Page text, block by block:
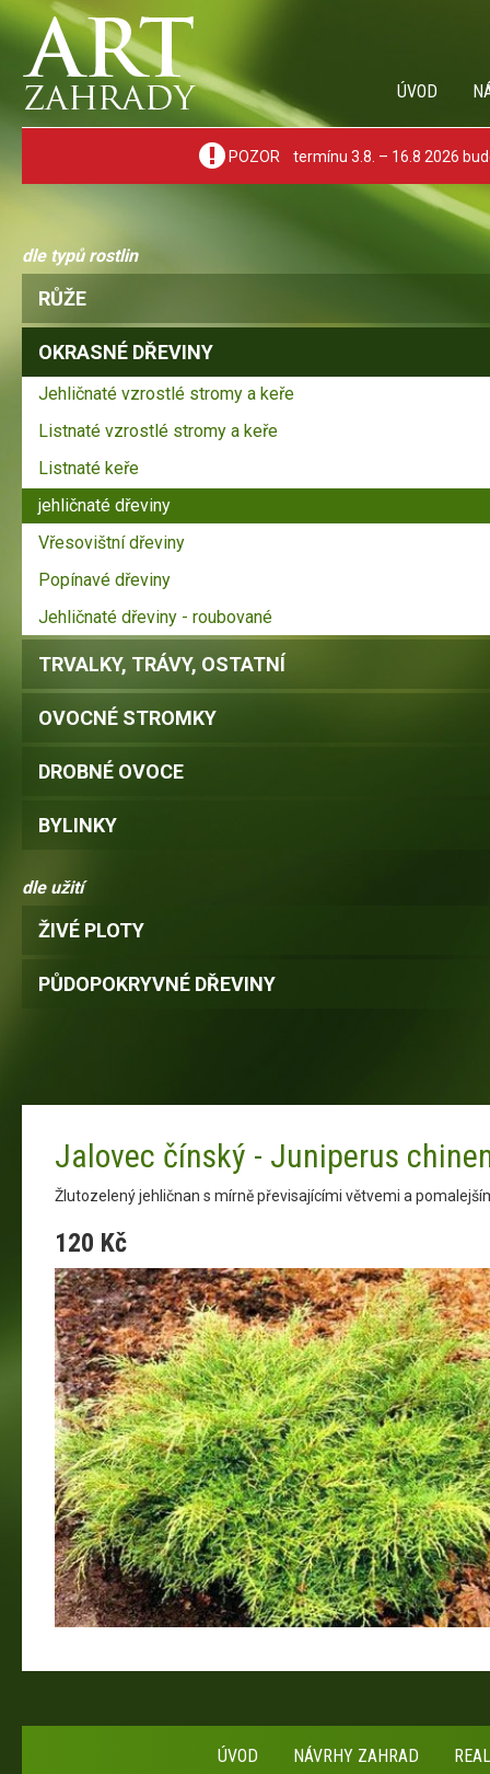
ÚVOD
POZOR termínu 3.8. – 16.8 2026
dle typů rostlin
RŮŽE
OKRASNÉ DŘEVINY
Jehličnaté vzrostlé stromy a keře
Listnaté vzrostlé stromy a keře
Listnaté keře
jehličnaté dřeviny
Vřesovištní dřeviny
Popínavé dřeviny
Jehličnaté dřeviny - roubované
TRVALKY, TRÁVY, OSTATNÍ
OVOCNÉ STROMKY
DROBNÉ OVOCE
BYLINKY
dle užití
ŽIVÉ PLOTY
PŮDOPOKRYVNÉ DŘEVINY
Jalovec čínský - Juniperus
Žlutozelený jehličnan s mírně převisajícími větvemi a
120 Kč
ÚVOD NÁVRHY ZAHRAD